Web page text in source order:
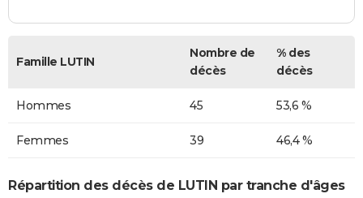
Famille LUTIN
Nombre de
décès
% des
décès
Hommes 45 53,6 %
Femmes 39 46,4 %
Répartition des décès de LUTIN par tranche d'âges